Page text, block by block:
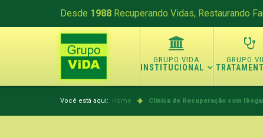
Desde 1988 Recuperando Vidas, Restaurando
INSTITUCIONAL
Você está aqui: Home Clínica de Recuperação com